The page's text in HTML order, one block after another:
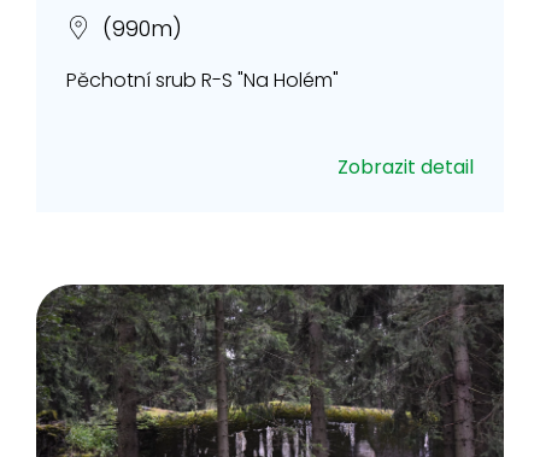
(990m)
Pěchotní srub R-S "Na Holém"
Zobrazit detail